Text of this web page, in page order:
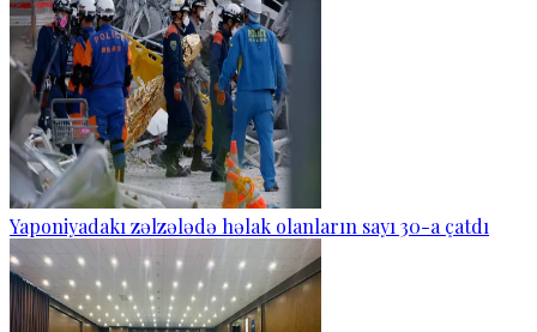
Yaponiyadakı zəlzələdə həlak olanların sayı 30-a çatdı